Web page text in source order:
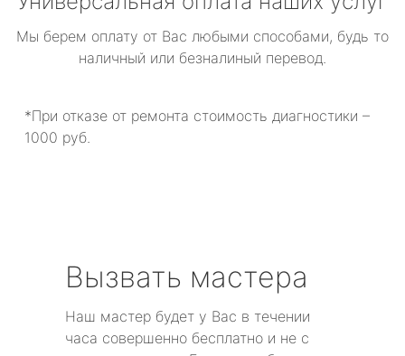
Мы берем оплату от Вас любыми способами, будь то
наличный или безналиный перевод.
*При отказе от ремонта стоимость диагностики –
1000 руб.
Вызвать мастера
Наш мастер будет у Вас в течении
часа совершенно бесплатно и не с